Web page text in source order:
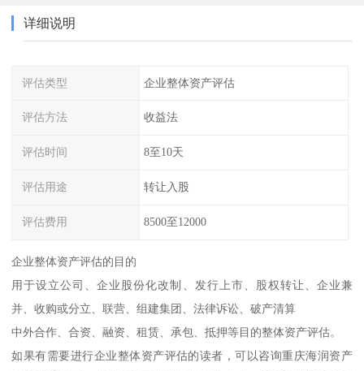
详细说明
评估类型 企业整体资产评估
评估方法 收益法
评估时间 8至10天
评估用途 转让入股
评估费用 8500至12000
企业整体资产评估的目的
用于设立公司、企业股份化改制、发行上市、股权转让、企业兼
并、收购或分立、联营、组建集团、法律诉讼、破产清算
中外合作、合资、融资、租赁、承包、抵押等目的整体资产评估。
如果有需要进行企业整体资产评估的读者，可以咨询重庆海润资产